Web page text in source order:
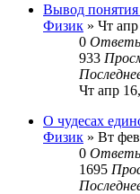
Вывод
Физик » Чт
0
933
Чт апр
О чудесах
Физик » Вт
0
1695